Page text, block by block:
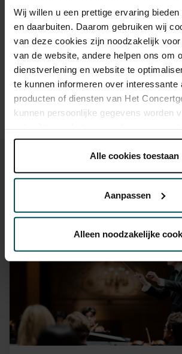
Wij willen u een prettige ervaring
en daarbuiten. Daarom gebruiken wij
van deze cookies zijn noodzakelijk
van de website, andere helpen ons om
dienstverlening en website te
te kunnen informeren over interessante
producten of diensten van Het
kunnen persoonlijke gegevens worden
onder 'aanpassen' zelf welke cookies
Lees onze cookieverklaring hier.
Via decookieverklaringop onze
We werken samen met32 derden
die
kunnen ontvangen en verwerken.
Alle cookies toestaan
Aanpassen
Alleen noodzakelijke
jaar? Eventuele sprintkaarten zijn 4 uur
online bestelflow beschikbaar.Meer
sprintkaarten
Prijzen zijn exclusief transactiekosten: €
u rolstoelplaatsen bestellen? Mail naar
kassa@concertgebouw.nl of bel de
020 – 671 83 45.
Ook iets voor u?
wo 16 sep. 2026